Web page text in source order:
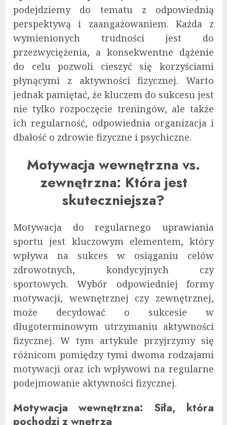
podejdziemy do tematu z odpowiednią
perspektywą i zaangażowaniem. Każda z
wymienionych trudności jest do
przezwyciężenia, a konsekwentne dążenie
do celu pozwoli cieszyć się korzyściami
płynącymi z aktywności fizycznej. Warto
jednak pamiętać, że kluczem do sukcesu jest
nie tylko rozpoczęcie treningów, ale także
ich regularność, odpowiednia organizacja i
dbałość o zdrowie fizyczne i psychiczne.
Motywacja wewnętrzna vs.
zewnętrzna: Która jest
skuteczniejsza?
Motywacja do regularnego uprawiania
sportu jest kluczowym elementem, który
wpływa na sukces w osiąganiu celów
zdrowotnych, kondycyjnych czy
sportowych. Wybór odpowiedniej formy
motywacji, wewnętrznej czy zewnętrznej,
może decydować o sukcesie w
długoterminowym utrzymaniu aktywności
fizycznej. W tym artykule przyjrzymy się
różnicom pomiędzy tymi dwoma rodzajami
motywacji oraz ich wpływowi na regularne
podejmowanie aktywności fizycznej.
Motywacja wewnętrzna: Siła, która
pochodzi z wnętrza